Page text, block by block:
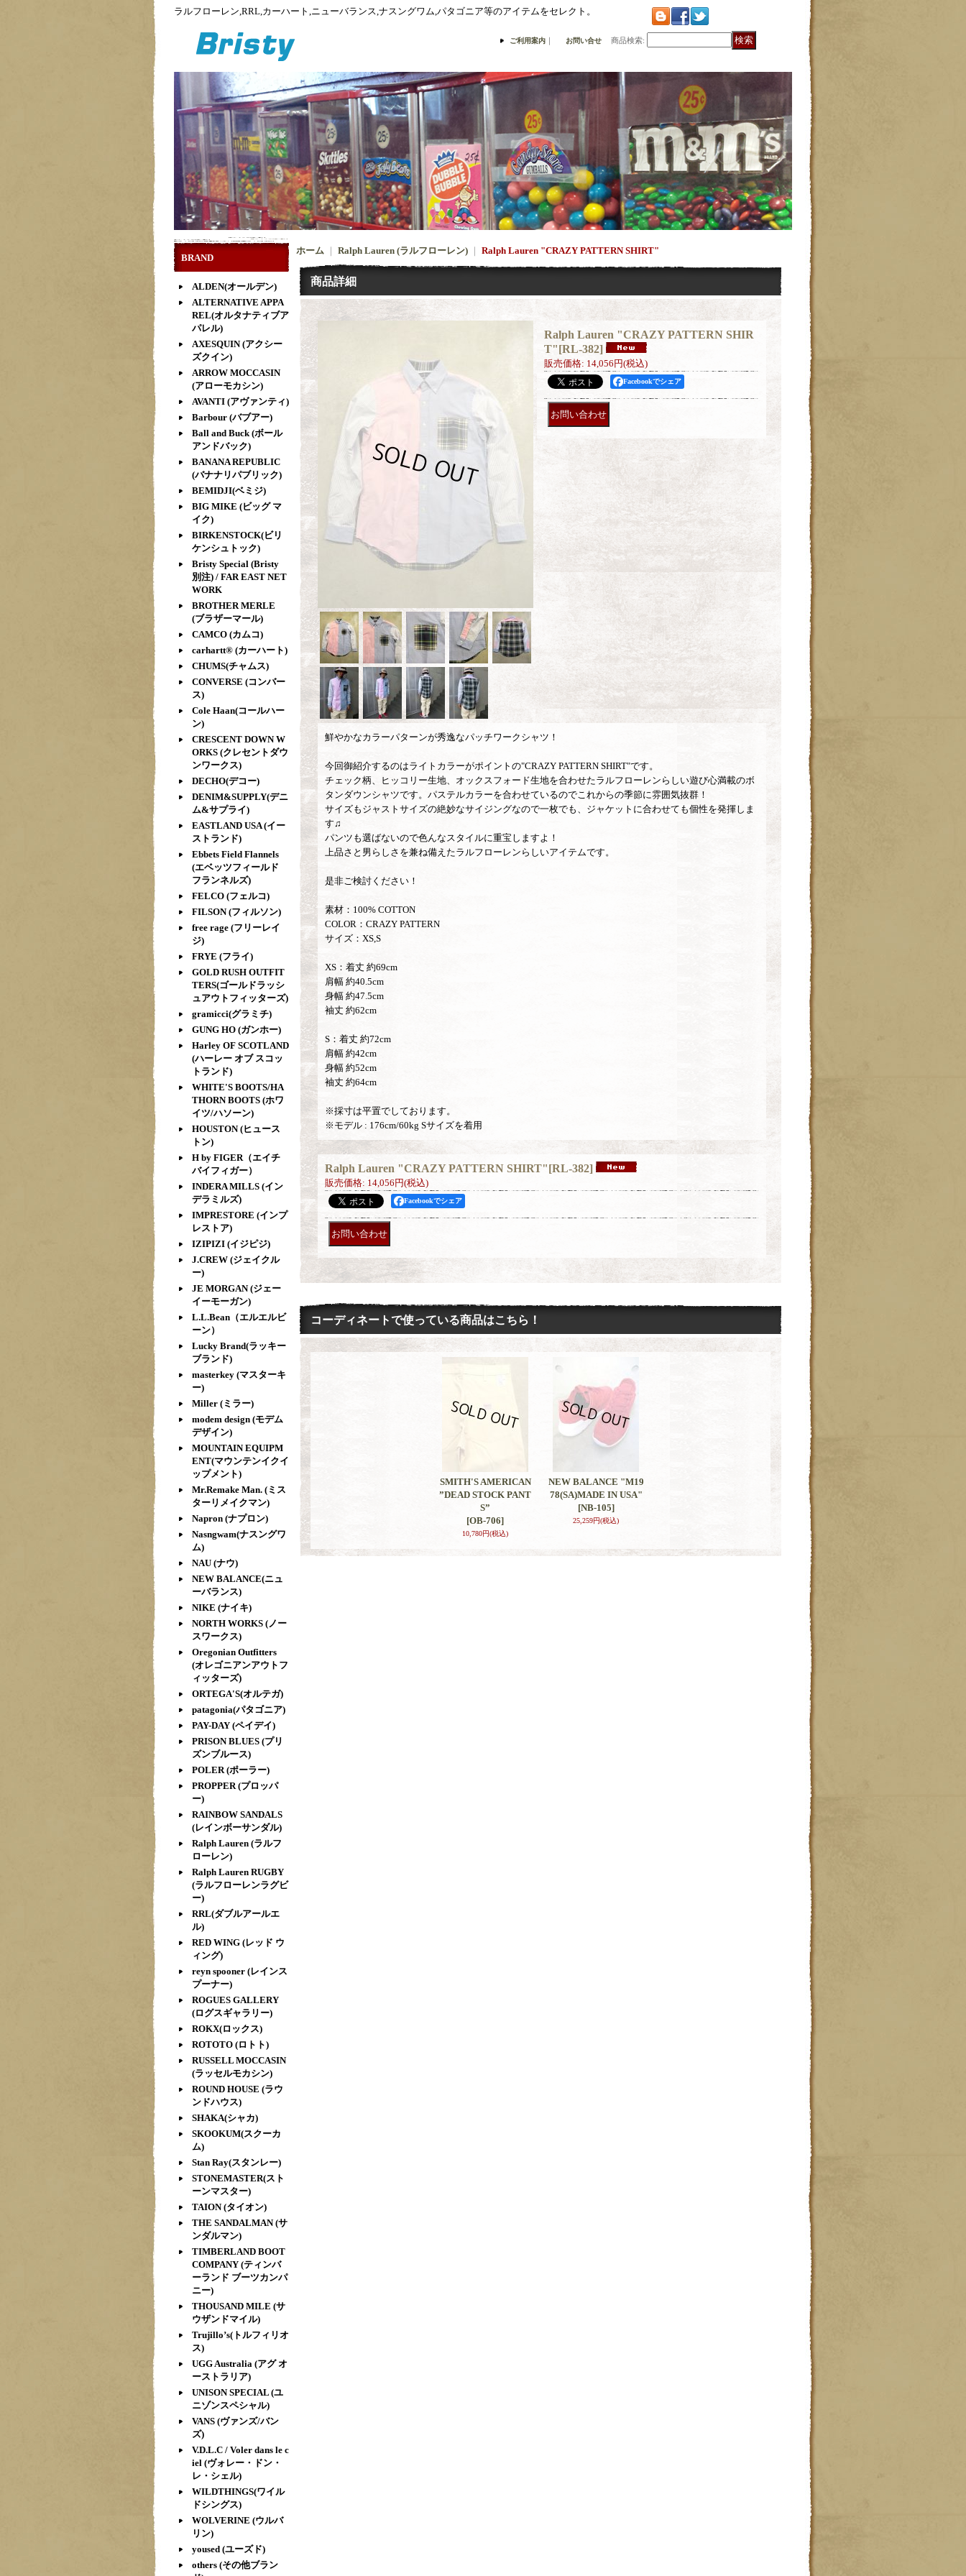
ラルフローレン,RRL,カーハート,ニューバランス,ナスングワム,パタゴニア等のアイテムをセレクト。
ご利用案内 ｜ お問い合せ 商品検索:
BRAND
ALDEN(オールデン)
ALTERNATIVE APPA
REL(オルタナティブア
パレル)
AXESQUIN (アクシー
ズクイン)
ARROW MOCCASIN
(アローモカシン)
AVANTI (アヴァンティ)
Barbour (バブアー)
Ball and Buck (ボール
アンドバック)
BANANA REPUBLIC
(バナナリパブリック)
BEMIDJI(ベミジ)
BIG MIKE (ビッグ マ
イク)
BIRKENSTOCK(ビリ
ケンシュトック)
Bristy Special (Bristy
別注) / FAR EAST NET
WORK
BROTHER MERLE
(ブラザーマール)
CAMCO (カムコ)
carhartt® (カーハート)
CHUMS(チャムス)
CONVERSE (コンバー
ス)
Cole Haan(コールハー
ン)
CRESCENT DOWN W
ORKS (クレセントダウ
ンワークス)
DECHO(デコー)
DENIM&SUPPLY(デニ
ム&サプライ)
EASTLAND USA (イー
ストランド)
Ebbets Field Flannels
(エベッツフィールド
フランネルズ)
FELCO (フェルコ)
FILSON (フィルソン)
free rage (フリーレイ
ジ)
FRYE (フライ)
GOLD RUSH OUTFIT
TERS(ゴールドラッシ
ュアウトフィッターズ)
gramicci(グラミチ)
GUNG HO (ガンホー)
Harley OF SCOTLAND
(ハーレー オブ スコッ
トランド)
WHITE'S BOOTS/HA
THORN BOOTS (ホワ
イツ/ハソーン)
HOUSTON (ヒュース
トン)
H by FIGER（エイチ
バイフィガー）
INDERA MILLS (イン
デラミルズ)
IMPRESTORE (インプ
レストア)
IZIPIZI (イジピジ)
J.CREW (ジェイクル
ー)
JE MORGAN (ジェー
イーモーガン)
L.L.Bean（エルエルビ
ーン）
Lucky Brand(ラッキー
ブランド)
masterkey (マスターキ
ー)
Miller (ミラー)
modem design (モデム
デザイン)
MOUNTAIN EQUIPM
ENT(マウンテンイクイ
ップメント)
Mr.Remake Man. (ミス
ターリメイクマン)
Napron (ナプロン)
Nasngwam(ナスングワ
ム)
NAU (ナウ)
NEW BALANCE(ニュ
ーバランス)
NIKE (ナイキ)
NORTH WORKS (ノー
スワークス)
Oregonian Outfitters
(オレゴニアンアウトフ
ィッターズ)
ORTEGA'S(オルテガ)
patagonia(パタゴニア)
PAY-DAY (ペイデイ)
PRISON BLUES (プリ
ズンブルース)
POLER (ポーラー)
PROPPER (プロッパ
ー)
RAINBOW SANDALS
(レインボーサンダル)
Ralph Lauren (ラルフ
ローレン)
Ralph Lauren RUGBY
(ラルフローレンラグビ
ー)
RRL(ダブルアールエ
ル)
RED WING (レッド ウ
ィング)
reyn spooner (レインス
プーナー)
ROGUES GALLERY
(ログスギャラリー)
ROKX(ロックス)
ROTOTO (ロトト)
RUSSELL MOCCASIN
(ラッセルモカシン)
ROUND HOUSE (ラウ
ンドハウス)
SHAKA(シャカ)
SKOOKUM(スクーカ
ム)
Stan Ray(スタンレー)
STONEMASTER(スト
ーンマスター)
TAION (タイオン)
THE SANDALMAN (サ
ンダルマン)
TIMBERLAND BOOT
COMPANY (ティンバ
ーランド ブーツカンパ
ニー)
THOUSAND MILE (サ
ウザンドマイル)
Trujillo’s(トルフィリオ
ス)
UGG Australia (アグ オ
ーストラリア)
UNISON SPECIAL (ユ
ニゾンスペシャル)
VANS (ヴァンズ/バン
ズ)
V.D.L.C / Voler dans le c
iel (ヴォレー・ドン・
レ・シェル)
WILDTHINGS(ワイル
ドシングス)
WOLVERINE (ウルバ
リン)
yoused (ユーズド)
others (その他ブラン
ホーム Ralph Lauren (ラルフローレン) Ralph Lauren "CRAZY PATTERN SHIRT"
商品詳細
Ralph Lauren "CRAZY PATTERN SHIR
T"[RL-382]
販売価格: 14,056円(税込)
Facebookでシェア
鮮やかなカラーパターンが秀逸なパッチワークシャツ！
今回御紹介するのはライトカラーがポイントの"CRAZY PATTERN SHIRT"です。
チェック柄、ヒッコリー生地、オックスフォード生地を合わせたラルフローレンらしい遊び心満載のボ
タンダウンシャツです。パステルカラーを合わせているのでこれからの季節に雰囲気抜群！
サイズもジャストサイズの絶妙なサイジングなので一枚でも、ジャケットに合わせても個性を発揮しま
す♫
パンツも選ばないので色んなスタイルに重宝しますよ！
上品さと男らしさを兼ね備えたラルフローレンらしいアイテムです。
是非ご検討ください！
素材：100% COTTON
COLOR：CRAZY PATTERN
サイズ：XS,S
XS：着丈 約69cm
肩幅 約40.5cm
身幅 約47.5cm
袖丈 約62cm
S：着丈 約72cm
肩幅 約42cm
身幅 約52cm
袖丈 約64cm
※採寸は平置でしております。
※モデル : 176cm/60kg Sサイズを着用
Ralph Lauren "CRAZY PATTERN SHIRT"[RL-382]
販売価格: 14,056円(税込)
Facebookでシェア
コーディネートで使っている商品はこちら！
SMITH'S AMERICAN
”DEAD STOCK PANT
S”
[OB-706]
10,780円(税込)
NEW BALANCE "M19
78(SA)MADE IN USA"
[NB-105]
25,259円(税込)